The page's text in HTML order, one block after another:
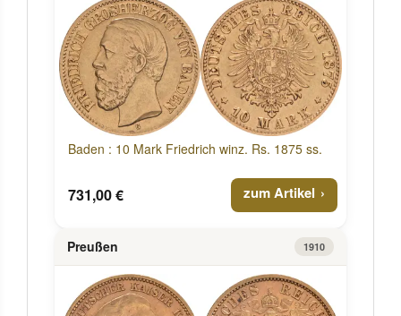
Baden : 10 Mark Friedrich winz. Rs. 1875 ss.
731,00 € zum Artikel
Preußen 1910